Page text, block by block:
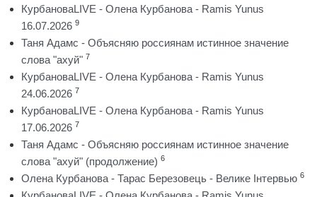
КурбановаLIVE - Олена Курбанова - Ramis Yunus
16.07.2026 9
Таня Адамс - Объясняю россиянам истинное значение
слова "ахуй" 7
КурбановаLIVE - Олена Курбанова - Ramis Yunus
24.06.2026 7
КурбановаLIVE - Олена Курбанова - Ramis Yunus
17.06.2026 7
Таня Адамс - Объясняю россиянам истинное значение
слова "ахуй" (продолжение) 6
Олена Курбанова - Тарас Березовець - Велике Інтервью 6